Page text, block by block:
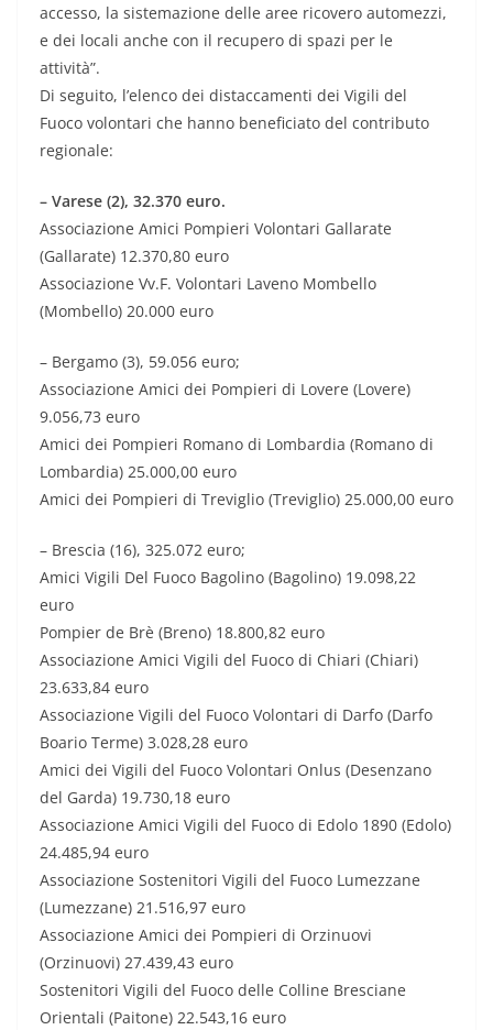
accesso, la sistemazione delle aree ricovero automezzi,
e dei locali anche con il recupero di spazi per le
attività”.
Di seguito, l’elenco dei distaccamenti dei Vigili del
Fuoco volontari che hanno beneficiato del contributo
regionale:
– Varese (2), 32.370 euro.
Associazione Amici Pompieri Volontari Gallarate
(Gallarate) 12.370,80 euro
Associazione Vv.F. Volontari Laveno Mombello
(Mombello) 20.000 euro
– Bergamo (3), 59.056 euro;
Associazione Amici dei Pompieri di Lovere (Lovere)
9.056,73 euro
Amici dei Pompieri Romano di Lombardia (Romano di
Lombardia) 25.000,00 euro
Amici dei Pompieri di Treviglio (Treviglio) 25.000,00 euro
– Brescia (16), 325.072 euro;
Amici Vigili Del Fuoco Bagolino (Bagolino) 19.098,22
euro
Pompier de Brè (Breno) 18.800,82 euro
Associazione Amici Vigili del Fuoco di Chiari (Chiari)
23.633,84 euro
Associazione Vigili del Fuoco Volontari di Darfo (Darfo
Boario Terme) 3.028,28 euro
Amici dei Vigili del Fuoco Volontari Onlus (Desenzano
del Garda) 19.730,18 euro
Associazione Amici Vigili del Fuoco di Edolo 1890 (Edolo)
24.485,94 euro
Associazione Sostenitori Vigili del Fuoco Lumezzane
(Lumezzane) 21.516,97 euro
Associazione Amici dei Pompieri di Orzinuovi
(Orzinuovi) 27.439,43 euro
Sostenitori Vigili del Fuoco delle Colline Bresciane
Orientali (Paitone) 22.543,16 euro